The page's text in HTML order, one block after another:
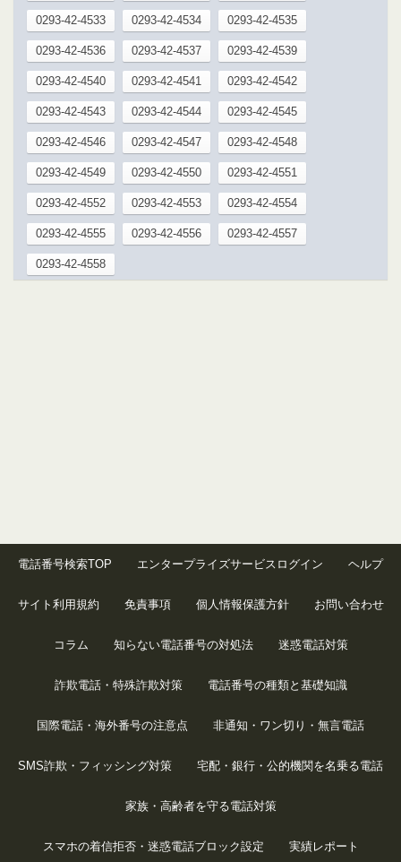
0293-42-4533 0293-42-4534 0293-42-4535
0293-42-4536 0293-42-4537 0293-42-4539
0293-42-4540 0293-42-4541 0293-42-4542
0293-42-4543 0293-42-4544 0293-42-4545
0293-42-4546 0293-42-4547 0293-42-4548
0293-42-4549 0293-42-4550 0293-42-4551
0293-42-4552 0293-42-4553 0293-42-4554
0293-42-4555 0293-42-4556 0293-42-4557
0293-42-4558
電話番号検索TOP エンタープライズサービスログイン ヘルプ
サイト利用規約 免責事項 個人情報保護方針 お問い合わせ
コラム 知らない電話番号の対処法 迷惑電話対策
詐欺電話・特殊詐欺対策 電話番号の種類と基礎知識
国際電話・海外番号の注意点 非通知・ワン切り・無言電話
SMS詐欺・フィッシング対策 宅配・銀行・公的機関を名乗る電話
家族・高齢者を守る電話対策
スマホの着信拒否・迷惑電話ブロック設定 実績レポート